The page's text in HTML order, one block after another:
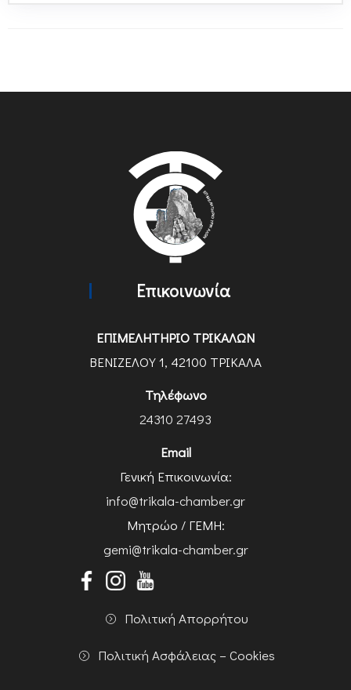
Επικοινωνία
ΕΠΙΜΕΛΗΤΗΡΙΟ ΤΡΙΚΑΛΩΝ
ΒΕΝΙΖΕΛΟΥ 1, 42100 ΤΡΙΚΑΛΑ
Τηλέφωνο
24310 27493
Email
Γενική Επικοινωνία:
info@trikala-chamber.gr
Μητρώο / ΓΕΜΗ:
gemi@trikala-chamber.gr
Πολιτική Απορρήτου
Πολιτική Ασφάλειας – Cookies